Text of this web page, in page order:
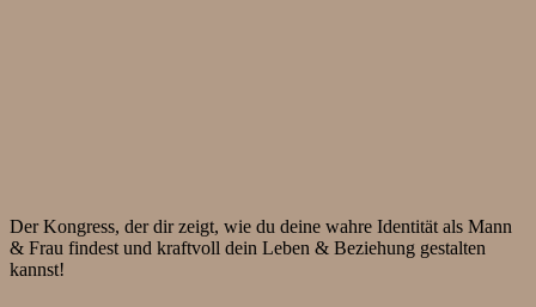
Der Kongress, der dir zeigt, wie du deine wahre Identität als Mann
& Frau findest und kraftvoll dein Leben & Beziehung gestalten
kannst!